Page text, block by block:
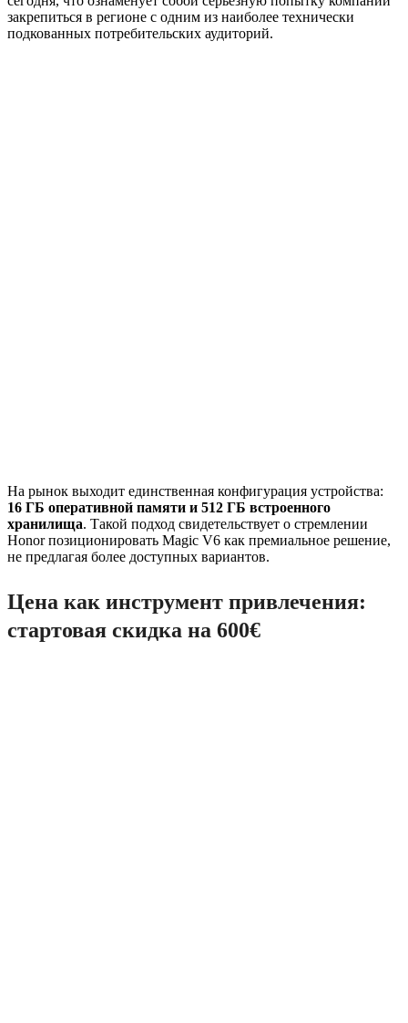
закрепиться в регионе с одним из наиболее технически
подкованных потребительских аудиторий.
На рынок выходит единственная конфигурация устройства:
16 ГБ оперативной памяти и 512 ГБ встроенного
хранилища. Такой подход свидетельствует о стремлении
Honor позиционировать Magic V6 как премиальное решение,
не предлагая более доступных вариантов.
Цена как инструмент привлечения:
стартовая скидка на 600€